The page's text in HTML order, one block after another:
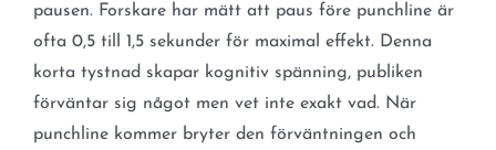
pausen. Forskare har mätt att paus före punchline är
ofta 0,5 till 1,5 sekunder för maximal effekt. Denna
korta tystnad skapar kognitiv spänning, publiken
förväntar sig något men vet inte exakt vad. När
punchline kommer bryter den förväntningen och